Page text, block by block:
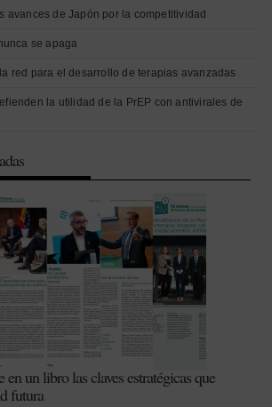
avances de Japón por la competitividad
se apaga
red para el desarrollo de terapias avanzadas
la utilidad de la PrEP con antivirales de
un libro las claves estratégicas que
futura